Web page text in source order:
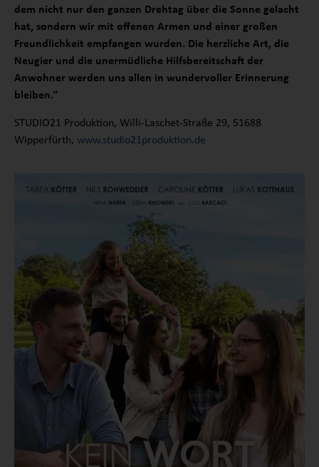
dem nicht nur den ganzen Drehtag über die Sonne gelacht
hat, sondern wir mit offenen Armen und einer großen
Freundlichkeit empfangen wurden. Die herzliche Art, die
Neugier und die unermüdliche Hilfsbereitschaft der
Anwohner werden uns allen in wundervoller Erinnerung
bleiben.“
STUDIO21 Produktion, Willi-Laschet-Straße 29, 51688
Wipperfürth, www.studio21produktion.de